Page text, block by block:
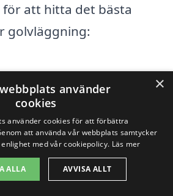
att hitta det bästa
golvläggning:
×
använder
cookies
använder cookies för att förbättra
att använda vår webbplats samtycker
med vår cookiepolicy. Läs mer
ALLA AVVISA ALLT